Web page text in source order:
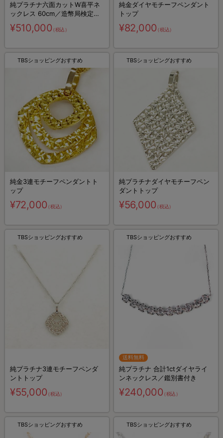
純プラチナ六面カットW喜平ネ
ックレス 60cm／造幣局検定マ
ーク入り
¥510,000（税込）
純金ダイヤモチーフペンダント
トップ
¥82,000（税込）
TBSショッピングおすすめ
純金3連モチーフペンダントト
ップ
¥72,000（税込）
TBSショッピングおすすめ
純プラチナダイヤモチーフペン
ダントトップ
¥56,000（税込）
TBSショッピングおすすめ
純プラチナ3連モチーフペンダ
ントトップ
¥55,000（税込）
TBSショッピングおすすめ
送料無料
純プラチナ 合計1ctダイヤライ
ンネックレス／鑑別書付き
¥240,000（税込）
TBSショッピングおすすめ TBSショッピングおすすめ